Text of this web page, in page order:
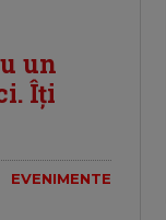
un
Îți
EVENIMENTE